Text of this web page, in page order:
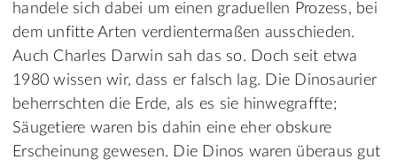
handele sich dabei um einen graduellen Prozess, bei
dem unfitte Arten verdientermaßen ausschieden.
Auch Charles Darwin sah das so. Doch seit etwa
1980 wissen wir, dass er falsch lag. Die Dinosaurier
beherrschten die Erde, als es sie hinwegraffte;
Säugetiere waren bis dahin eine eher obskure
Erscheinung gewesen. Die Dinos waren überaus gut